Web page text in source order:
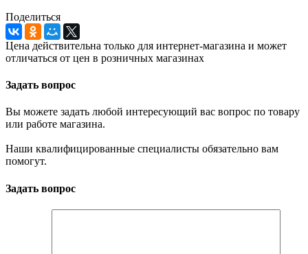
Поделиться
Цена действительна только для интернет-магазина и может
отличаться от цен в розничных магазинах
Задать вопрос
Вы можете задать любой интересующий вас вопрос по товару
или работе магазина.
Наши квалифицированные специалисты обязательно вам
помогут.
Задать вопрос